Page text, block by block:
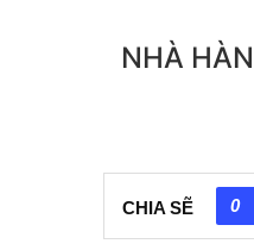
NHÀ
CHIA SẼ 0